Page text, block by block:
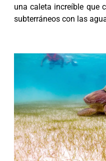
una caleta increíble que
subterráneos con las